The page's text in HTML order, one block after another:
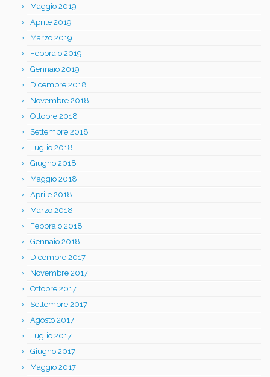
Maggio 2019
Aprile 2019
Marzo 2019
Febbraio 2019
Gennaio 2019
Dicembre 2018
Novembre 2018
Ottobre 2018
Settembre 2018
Luglio 2018
Giugno 2018
Maggio 2018
Aprile 2018
Marzo 2018
Febbraio 2018
Gennaio 2018
Dicembre 2017
Novembre 2017
Ottobre 2017
Settembre 2017
Agosto 2017
Luglio 2017
Giugno 2017
Maggio 2017